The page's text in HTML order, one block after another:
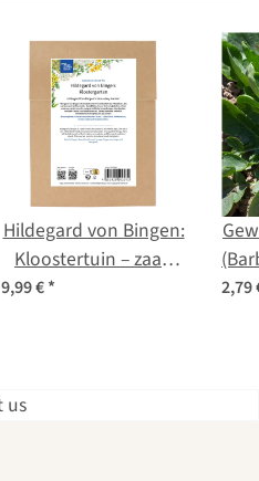
Hildegard von Bingen:
Kloostertuin – zaad
9,99 €* 2,79